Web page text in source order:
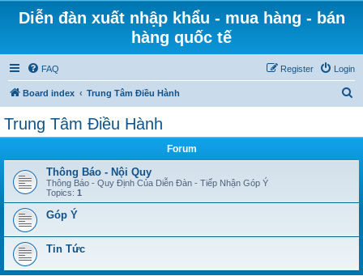
Diễn đàn xuất nhập khẩu - mua hàng - bán
hàng quốc tế
FAQ Login
Register
Board index Trung Tâm Điều Hành
Trung Tâm Điều Hành
Forum
Thông Báo - Nội Quy
Thông Báo - Quy Định Của Diễn Đàn - Tiếp Nhận Góp Ý
Topics: 1
Góp Ý
Tin Tức